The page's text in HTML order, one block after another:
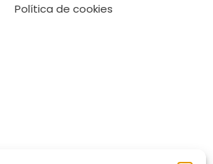
Política de cookies